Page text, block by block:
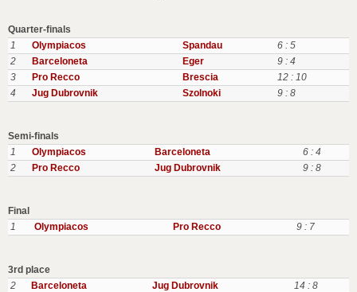
Quarter-finals
1
Olympiacos Spandau
6 : 5
2
Barceloneta Eger
9 : 4
3
Pro Recco Brescia
12 : 10
4
Jug Dubrovnik Szolnoki 9 : 8
Semi-finals
1
Olympiacos Barceloneta
6 : 4
2
Pro Recco Jug Dubrovnik 9 : 8
Final
1
Olympiacos Pro Recco 9 : 7
3rd place
2
Barceloneta Jug Dubrovnik 14 : 8